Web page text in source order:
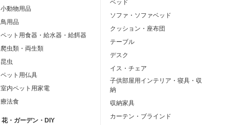
小動物用品
鳥用品
ペット用食器・給水器・給餌器
爬虫類・両生類
昆虫
ペット用仏具
室内ペット用家電
療法食
花・ガーデン・DIY
ベッド
ソファ・ソファベッド
クッション・座布団
テーブル
デスク
イス・チェア
子供部屋用インテリア・寝具・収
納
収納家具
カーテン・ブラインド